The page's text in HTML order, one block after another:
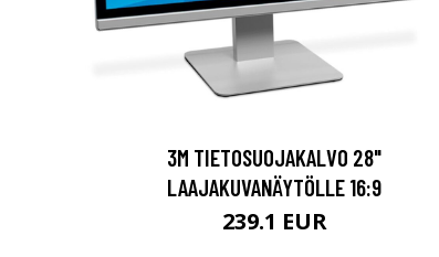
3M TIETOSUOJAKALVO 28"
LAAJAKUVANÄYTÖLLE 16:9
239.1 EUR